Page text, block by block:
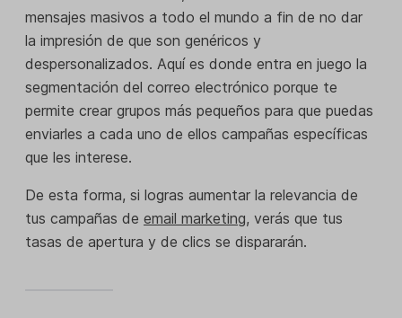
mensajes masivos a todo el mundo a fin de no dar
la impresión de que son genéricos y
despersonalizados. Aquí es donde entra en juego la
segmentación del correo electrónico porque te
permite crear grupos más pequeños para que puedas
enviarles a cada uno de ellos campañas específicas
que les interese.
De esta forma, si logras aumentar la relevancia de
tus campañas de email marketing, verás que tus
tasas de apertura y de clics se dispararán.